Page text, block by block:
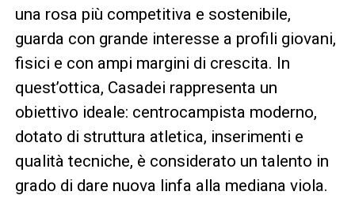
una rosa più competitiva e sostenibile,
guarda con grande interesse a profili giovani,
fisici e con ampi margini di crescita. In
quest’ottica, Casadei rappresenta un
obiettivo ideale: centrocampista moderno,
dotato di struttura atletica, inserimenti e
qualità tecniche, è considerato un talento in
grado di dare nuova linfa alla mediana viola.